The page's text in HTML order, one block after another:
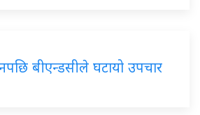
बीएन्डसीले घटायो उपचार